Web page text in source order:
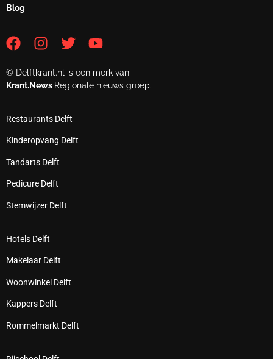
Blog
© Delftkrant.nl is een merk van
Krant.News Regionale nieuws groep.
Restaurants Delft
Kinderopvang Delft
Tandarts Delft
Pedicure Delft
Stemwijzer Delft
Hotels Delft
Makelaar Delft
Woonwinkel Delft
Kappers Delft
Rommelmarkt Delft